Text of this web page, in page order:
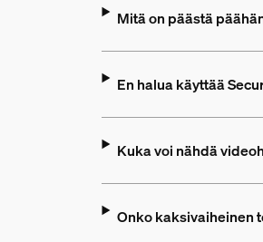
Mitä on päästä
En halua käyttää
Kuka voi nähdä
Onko kaksivaiheinen